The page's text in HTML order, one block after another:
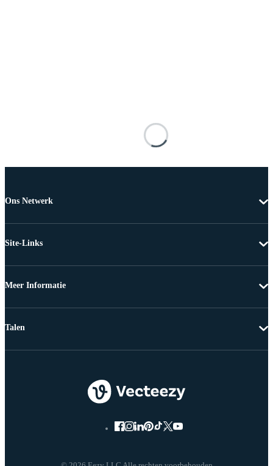
Ons Netwerk
Site-Links
Meer Informatie
Talen